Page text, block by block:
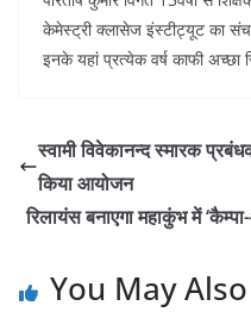
o
o
p
p
केमेस्ट्री क्लासेज इंस्टीट्यूट का
इनके यहां प्रत्येक वर्ष काफी अच्छा
स्वामी विवेकानन्द स्मारक
किया आयोजन
रिलायंस बनाएगा महाकुंभ में
You May